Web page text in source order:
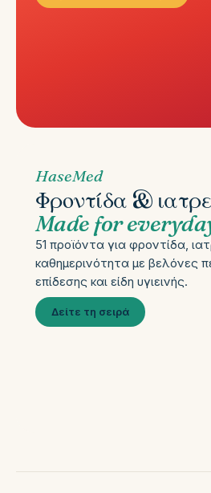
HaseMed
Φροντίδα &
Made for
51 προϊόντα για φροντίδα,
καθημερινότητα με βελόνες
επίδεσης και είδη υγιεινής.
Δείτε τη σειρά